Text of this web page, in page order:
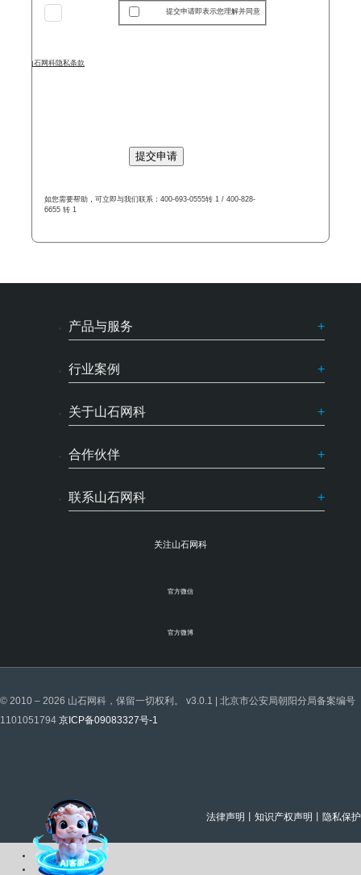
提交申请即表示您理解并同意
山石网科隐私条款
提交申请
如您需要帮助，可立即与我们联系：400-693-0555转 1 / 400-828-
6655 转 1
产品与服务
行业案例
关于山石网科
合作伙伴
联系山石网科
关注山石网科
官方微信
官方微博
© 2010 – 2026 山石网科，保留一切权利。 v3.0.1 | 北京市公安局朝阳分局备案编号
1101051794 京ICP备09083327号-1
法律声明 知识产权声明 隐私保护